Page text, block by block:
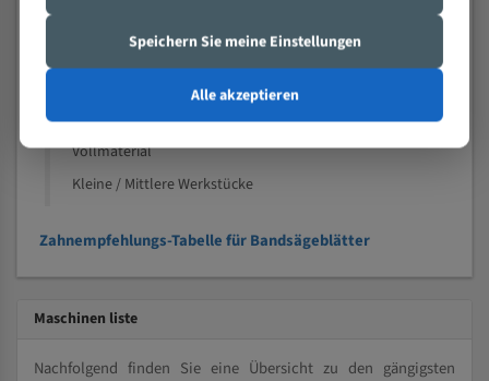
Nichteisenmetalle
Speziell entwickelt für Profile / Rohre
Vollmaterial
Kleine / Mittlere Werkstücke
Zahnempfehlungs-Tabelle für Bandsägeblätter
Maschinen liste
Nachfolgend finden Sie eine Übersicht zu den gängigsten
Speichern Sie meine Einstellungen
Alle akzeptieren